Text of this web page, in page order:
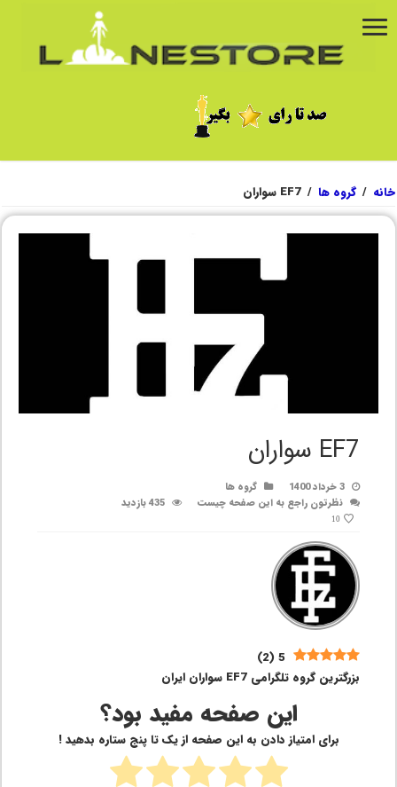
خانه / گروه ها / EF7 سواران
EF7 سواران
3 خرداد 1400
گروه ها
نظرتون راجع به این صفحه چیست
435 بازدید
10
5
(
2
)
بزرگترین گروه تلگرامی EF7 سواران ایران
این صفحه مفید بود؟
برای امتیاز دادن به این صفحه از یک تا پنج ستاره بدهید !